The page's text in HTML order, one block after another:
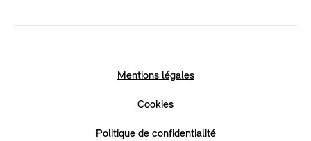
Mentions légales
Cookies
Politique de confidentialité